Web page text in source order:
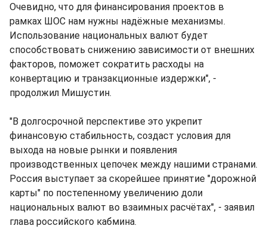
Очевидно, что для финансирования проектов в
рамках ШОС нам нужны надёжные механизмы.
Использование национальных валют будет
способствовать снижению зависимости от внешних
факторов, поможет сократить расходы на
конвертацию и транзакционные издержки", -
продолжил Мишустин.
"В долгосрочной перспективе это укрепит
финансовую стабильность, создаст условия для
выхода на новые рынки и появления
производственных цепочек между нашими странами.
Россия выступает за скорейшее принятие "дорожной
карты" по постепенному увеличению доли
национальных валют во взаимных расчётах", - заявил
глава российского кабмина.